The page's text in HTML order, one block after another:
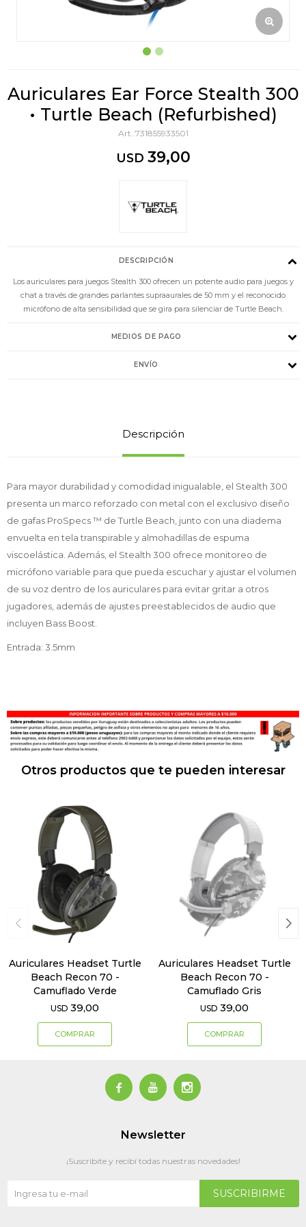
Auriculares Ear Force Stealth 300
• Turtle Beach (Refurbished)
731855933501
USD 39,00
DESCRIPCIÓN
Los auriculares para juegos Stealth 300 ofrecen un potente audio para juegos y
chat a través de grandes parlantes supraaurales de 50 mm y el reconocido
micrófono de alta sensibilidad que se gira para silenciar de Turtle Beach.
MEDIOS DE PAGO
ENVÍO
Descripción
Para mayor durabilidad y comodidad inigualable, el Stealth 300
presenta un marco reforzado con metal con el exclusivo diseño
de gafas ProSpecs ™ de Turtle Beach, junto con una diadema
envuelta en tela transpirable y almohadillas de espuma
viscoelástica. Además, el Stealth 300 ofrece monitoreo de
micrófono variable para que pueda escuchar y ajustar el volumen
de su voz dentro de los auriculares para evitar gritar a otros
jugadores, además de ajustes preestablecidos de audio que
incluyen Bass Boost.
Entrada: 3.5mm
Otros productos que te pueden interesar
Auriculares Headset Turtle
Beach Recon 70 -
Camuflado Verde
USD 39,00
Auriculares Headset Turtle
Beach Recon 70 -
Camuflado Gris
USD 39,00
  
Newsletter
¡Suscribite y recibí todas nuestras novedades!
SUSCRIBIRME